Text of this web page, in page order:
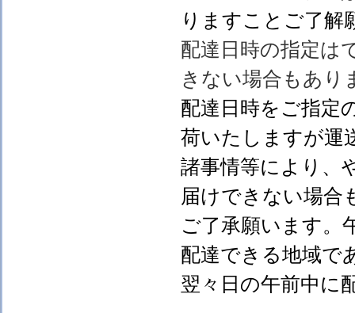
りますことご了解
配達日時の指定は
きない場合もあり
配達日時をご指定
荷いたしますが運
諸事情等により、
届けできない場合
ご了承願います。
配達できる地域で
翌々日の午前中に